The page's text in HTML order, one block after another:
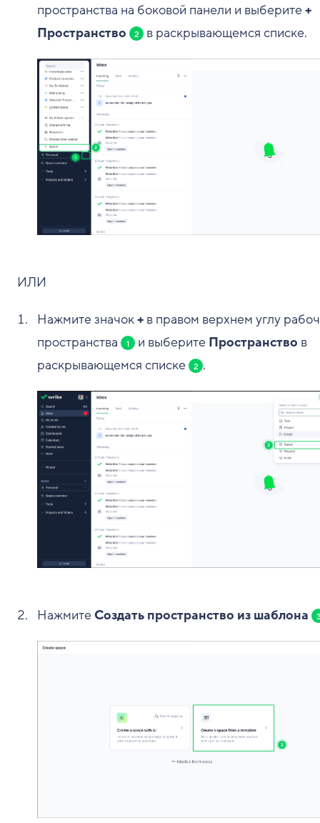
пространства на боковой панели и выберите+
Пространство
2 в раскрывающемся списке.
ИЛИ
Нажмите значок+ в правом верхнем углу
пространства
1 и выберите Пространство в
раскрывающемся списке
2 .
НажмитеСоздать пространство из шаблона